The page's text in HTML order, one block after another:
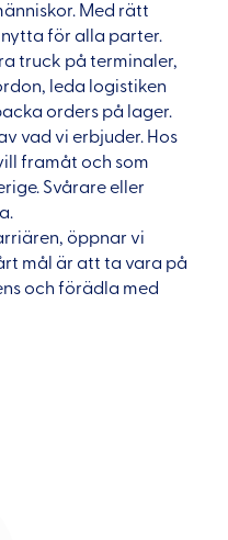
Med rätt
för alla parter.
truck på terminaler,
leda logistiken
orders på lager.
vad vi erbjuder. Hos
framåt och som
Svårare eller
öppnar vi
mål är att ta vara på
och förädla med